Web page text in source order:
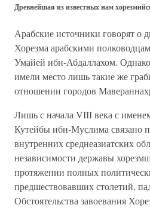
Древнейшая из известных нам
Арабские источники говорят о
Хорезма арабскими
Умайей ибн-Абдаллахом. Однако
имели место лишь такие же
отношении городов
Лишь с начала VIII века с
Кутейбы ибн-Муслима связано
внутренних среднеазиатских
независимости державы
протяжении полных
предшествовавших столетий,
Обстоятельства завоевания